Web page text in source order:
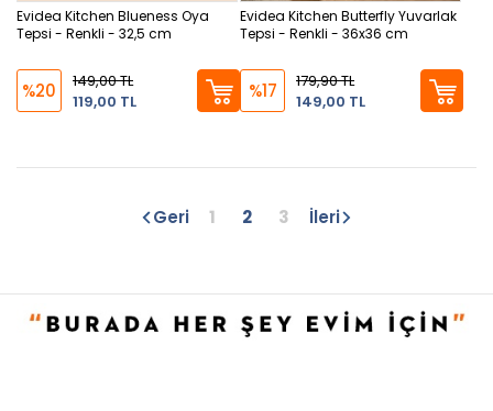
Evidea Kitchen Blueness Oya
Tepsi - Renkli - 32,5 cm
%20
149,00 TL
119,00 TL
Evidea Kitchen Butterfly Yuvarlak
Tepsi - Renkli - 36x36 cm
%17
179,90 TL
149,00 TL
Geri 1 2 3 İleri